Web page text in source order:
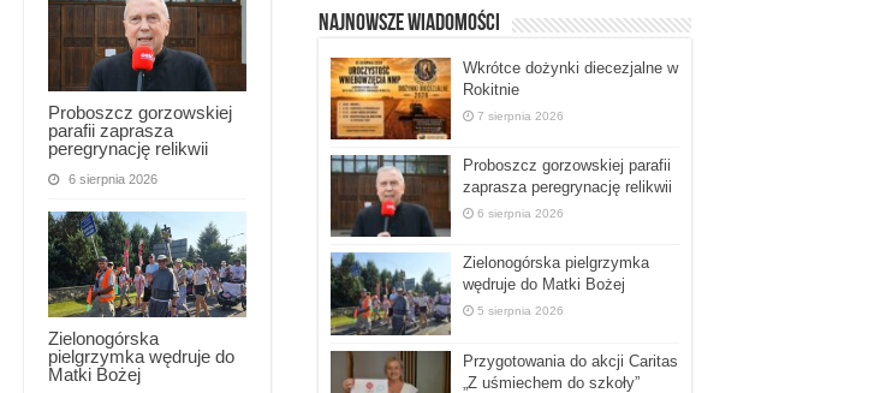
Proboszcz gorzowskiej
parafii zaprasza
peregrynację relikwii
6 sierpnia 2026
Zielonogórska
pielgrzymka wędruje do
Matki Bożej
Najnowsze Wiadomości
Wkrótce dożynki diecezjalne w
Rokitnie
7 sierpnia 2026
Proboszcz gorzowskiej parafii
zaprasza peregrynację relikwii
6 sierpnia 2026
Zielonogórska pielgrzymka
wędruje do Matki Bożej
5 sierpnia 2026
Przygotowania do akcji Caritas
„Z uśmiechem do szkoły”